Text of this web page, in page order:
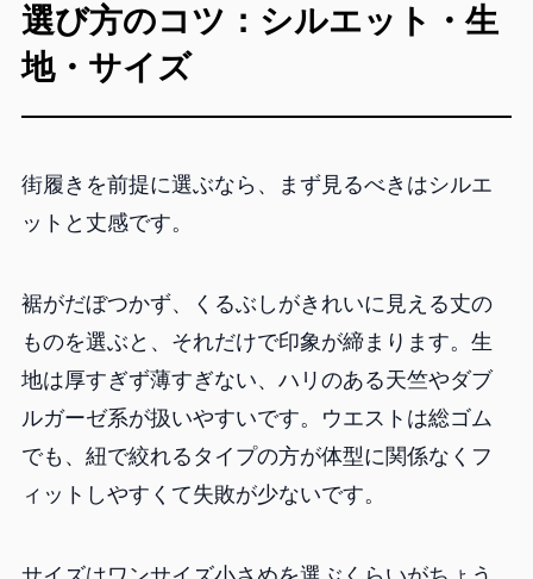
選び方のコツ：シルエット・生
地・サイズ
街履きを前提に選ぶなら、まず見るべきはシルエ
ットと丈感です。
裾がだぼつかず、くるぶしがきれいに見える丈の
ものを選ぶと、それだけで印象が締まります。生
地は厚すぎず薄すぎない、ハリのある天竺やダブ
ルガーゼ系が扱いやすいです。ウエストは総ゴム
でも、紐で絞れるタイプの方が体型に関係なくフ
ィットしやすくて失敗が少ないです。